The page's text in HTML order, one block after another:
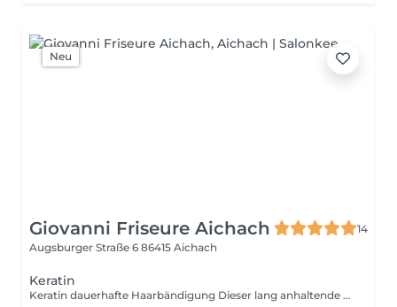
Neu
Giovanni Friseure Aichach
14
Augsburger Straße 6 86415 Aichach
Keratin
Keratin dauerhafte Haarbändigung Dieser lang anhaltende Expert Service verwandelt widerspenstiges, lockiges, gewelltes oder frizzy Haar in die luxuriöseste, geschmeidigste Version seiner selbst für bis zu 5 Monate.